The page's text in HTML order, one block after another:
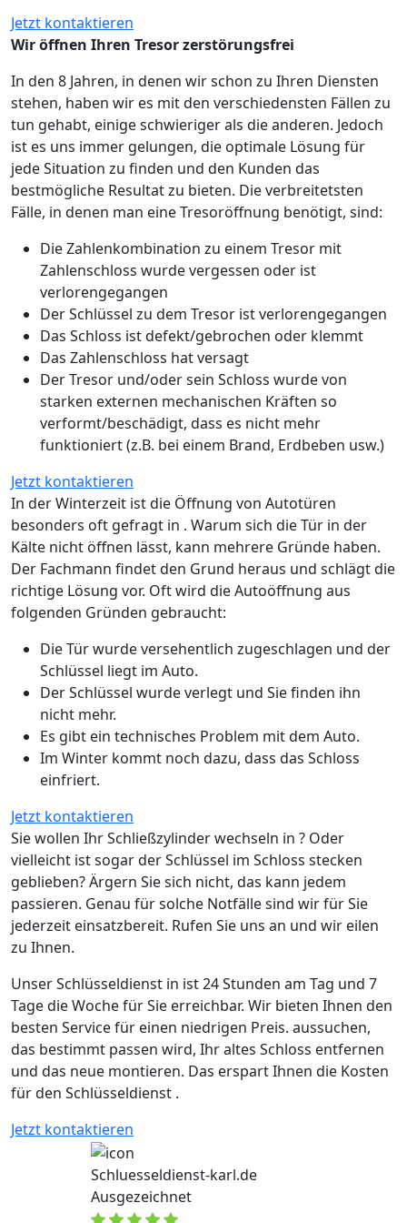
Jetzt kontaktieren
Wir öffnen Ihren Tresor zerstörungsfrei
In den 8 Jahren, in denen wir schon zu Ihren Diensten
stehen, haben wir es mit den verschiedensten Fällen zu
tun gehabt, einige schwieriger als die anderen. Jedoch
ist es uns immer gelungen, die optimale Lösung für
jede Situation zu finden und den Kunden das
bestmögliche Resultat zu bieten. Die verbreitetsten
Fälle, in denen man eine Tresoröffnung benötigt, sind:
Die Zahlenkombination zu einem Tresor mit
Zahlenschloss wurde vergessen oder ist
verlorengegangen
Der Schlüssel zu dem Tresor ist verlorengegangen
Das Schloss ist defekt/gebrochen oder klemmt
Das Zahlenschloss hat versagt
Der Tresor und/oder sein Schloss wurde von
starken externen mechanischen Kräften so
verformt/beschädigt, dass es nicht mehr
funktioniert (z.B. bei einem Brand, Erdbeben usw.)
Jetzt kontaktieren
In der Winterzeit ist die Öffnung von Autotüren
besonders oft gefragt in . Warum sich die Tür in der
Kälte nicht öffnen lässt, kann mehrere Gründe haben.
Der Fachmann findet den Grund heraus und schlägt die
richtige Lösung vor. Oft wird die Autoöffnung aus
folgenden Gründen gebraucht:
Die Tür wurde versehentlich zugeschlagen und der
Schlüssel liegt im Auto.
Der Schlüssel wurde verlegt und Sie finden ihn
nicht mehr.
Es gibt ein technisches Problem mit dem Auto.
Im Winter kommt noch dazu, dass das Schloss
einfriert.
Jetzt kontaktieren
Sie wollen Ihr Schließzylinder wechseln in ? Oder
vielleicht ist sogar der Schlüssel im Schloss stecken
geblieben? Ärgern Sie sich nicht, das kann jedem
passieren. Genau für solche Notfälle sind wir für Sie
jederzeit einsatzbereit. Rufen Sie uns an und wir eilen
zu Ihnen.
Unser Schlüsseldienst in ist 24 Stunden am Tag und 7
Tage die Woche für Sie erreichbar. Wir bieten Ihnen den
besten Service für einen niedrigen Preis. aussuchen,
das bestimmt passen wird, Ihr altes Schloss entfernen
und das neue montieren. Das erspart Ihnen die Kosten
für den Schlüsseldienst .
Jetzt kontaktieren
Schluesseldienst-karl.de
Ausgezeichnet